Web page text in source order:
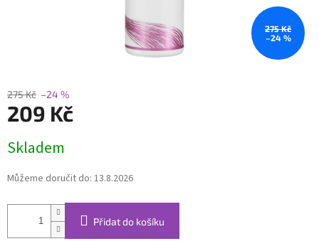
275 Kč
–24 %
275 Kč –24 %
209 Kč
cena:
Skladem
Můžeme doručit do: 13.8.2026
Přidat do košíku